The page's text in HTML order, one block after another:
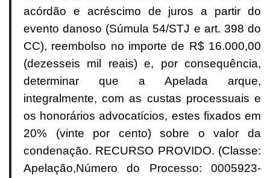
acórdão e acréscimo de juros a partir do
evento danoso (Súmula 54/STJ e art. 398 do
CC), reembolso no importe de R$ 16.000,00
(dezesseis mil reais) e, por consequência,
determinar que a Apelada arque,
integralmente, com as custas processuais e
os honorários advocatícios, estes fixados em
20% (vinte por cento) sobre o valor da
condenação. RECURSO PROVIDO. (Classe:
Apelação,Número do Processo: 0005923-